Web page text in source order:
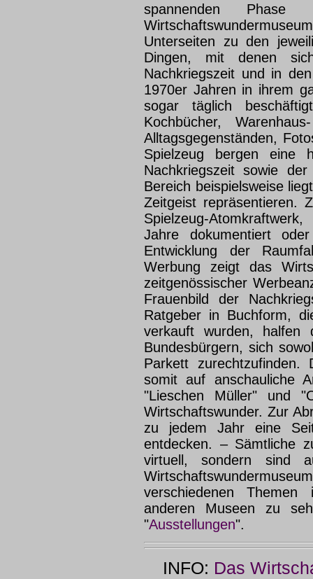
spannenden Phase
Unterseiten zu den
Dingen, mit denen
Nachkriegszeit und in
1970er Jahren in ihrem
sogar täglich
Kochbücher,
Alltagsgegenständen,
Spielzeug bergen eine
Nachkriegszeit sowie
Bereich beispielsweise
Zeitgeist repräsentieren.
Spielzeug-
Jahre dokumentiert
Entwicklung der
Werbung zeigt das
zeitgenössischer
Frauenbild der
Ratgeber in Buchform,
verkauft wurden, halfen
Bundesbürgern, sich
Parkett zurechtzufinden.
somit auf anschauliche
"Lieschen Müller" und
Wirtschaftswunder. Zur
zu jedem Jahr eine
entdecken. – Sämtliche
virtuell, sondern sind
verschiedenen
anderen Museen zu
"Ausstellungen".
INFO: Das